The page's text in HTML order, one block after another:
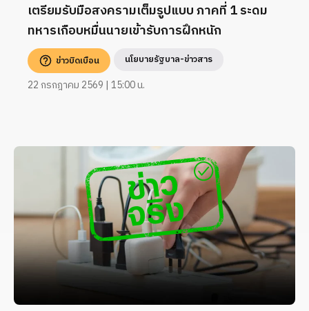
เตรียมรับมือสงครามเต็มรูปแบบ ภาคที่ 1 ระดม
ทหารเกือบหมื่นนายเข้ารับการฝึกหนัก
ข่าวบิดเบือน นโยบายรัฐบาล-ข่าวสาร
22 กรกฎาคม 2569 | 15:00 น.